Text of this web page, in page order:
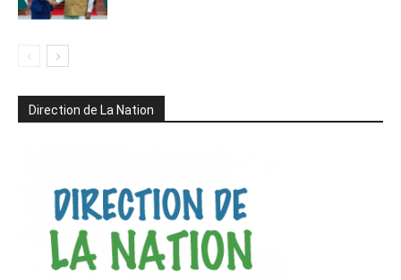
Direction de La Nation